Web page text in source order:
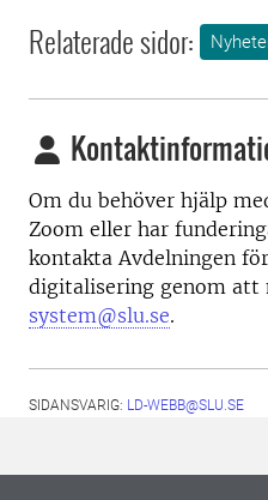
Relaterade sidor:
Om du behöver hjälp
Zoom eller har
kontakta Avdelningen
digitalisering genom att
system@slu.se.
SIDANSVARIG: LD-WEBB@SLU.SE